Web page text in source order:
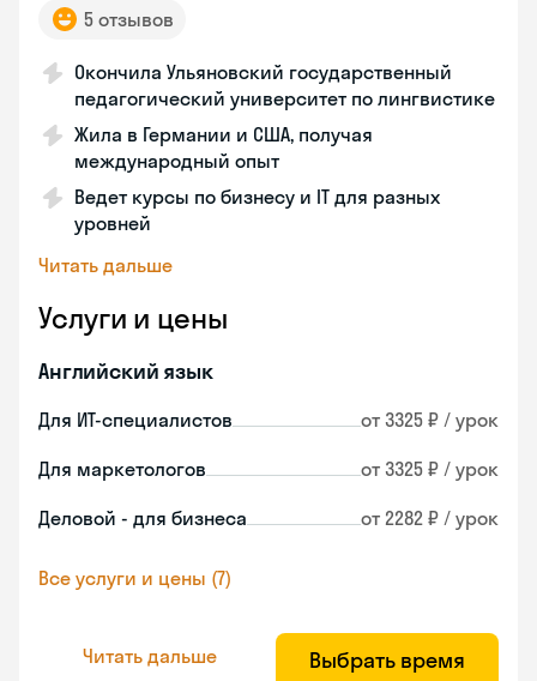
5 отзывов
Окончила Ульяновский государственный
педагогический университет по лингвистике
Жила в Германии и США, получая
международный опыт
Ведет курсы по бизнесу и IT для разных
уровней
Читать дальше
Услуги и цены
Английский язык
Для ИТ-специалистов от 3325 ₽ / урок
Для маркетологов от 3325 ₽ / урок
Деловой - для бизнеса от 2282 ₽ / урок
Все услуги и цены (7)
Читать дальше Выбрать время